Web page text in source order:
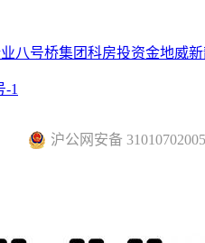
八号桥集团科房投资金地威新
-1
沪公网安备